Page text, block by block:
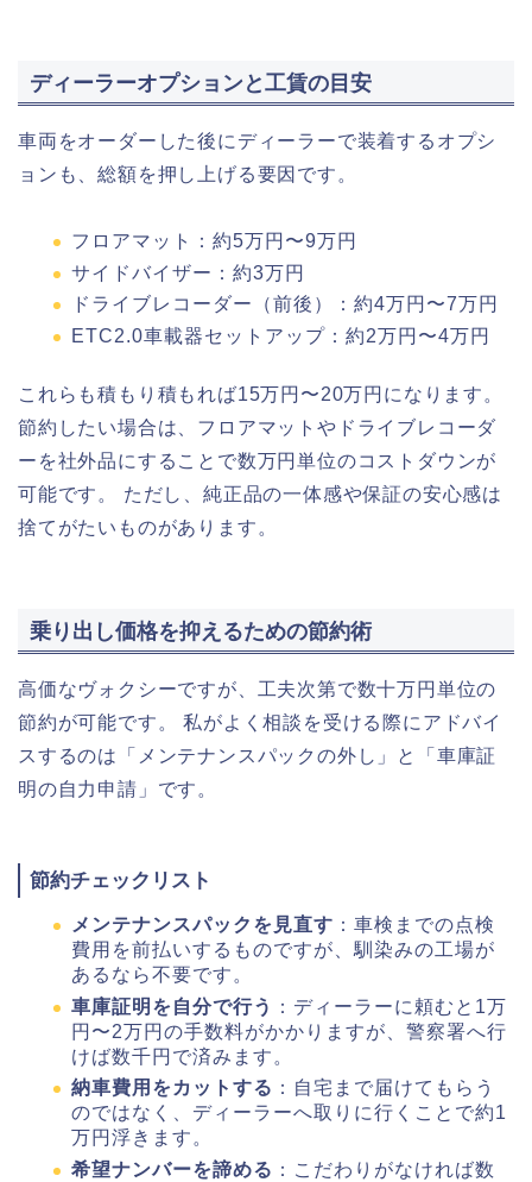
ディーラーオプションと工賃の目安
車両をオーダーした後にディーラーで装着するオプシ
ョンも、総額を押し上げる要因です。
フロアマット：約5万円〜9万円
サイドバイザー：約3万円
ドライブレコーダー（前後）：約4万円〜7万円
ETC2.0車載器セットアップ：約2万円〜4万円
これらも積もり積もれば15万円〜20万円になります。
節約したい場合は、フロアマットやドライブレコーダ
ーを社外品にすることで数万円単位のコストダウンが
可能です。 ただし、純正品の一体感や保証の安心感は
捨てがたいものがあります。
乗り出し価格を抑えるための節約術
高価なヴォクシーですが、工夫次第で数十万円単位の
節約が可能です。 私がよく相談を受ける際にアドバイ
スするのは「メンテナンスパックの外し」と「車庫証
明の自力申請」です。
節約チェックリスト
メンテナンスパックを見直す ：車検までの点検
費用を前払いするものですが、馴染みの工場が
あるなら不要です。
車庫証明を自分で行う
：ディーラーに頼むと1万
円〜2万円の手数料がかかりますが、警察署へ行
けば数千円で済みます。
納車費用をカットする ：自宅まで届けてもらう
のではなく、ディーラーへ取りに行くことで約1
万円浮きます。
希望ナンバーを諦める ：こだわりがなければ数